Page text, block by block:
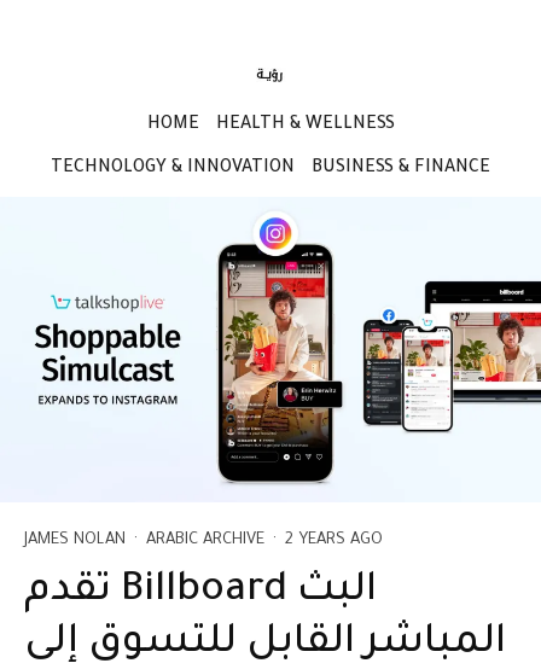
HOME HEALTH & WELLNESS
TECHNOLOGY & INNOVATION BUSINESS & FINANCE
JAMES NOLAN · ARABIC ARCHIVE · 2 YEARS AGO
تقدم Billboard البث
المباشر القابل للتسوق إلى